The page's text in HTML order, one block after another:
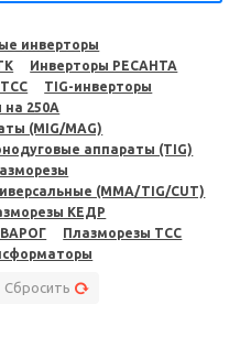
инверторы
Инверторы РЕСАНТА
TIG-инверторы
250A
(MIG/MAG)
аппараты (TIG)
(MMA/TIG/CUT)
КЕДР
Плазморезы ТСС
Сбросить